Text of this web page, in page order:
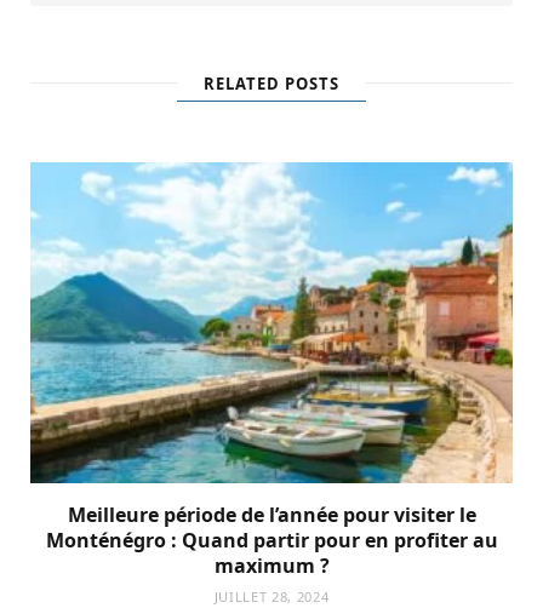
RELATED POSTS
Meilleure période de l’année pour visiter le
Monténégro : Quand partir pour en profiter au
maximum ?
JUILLET 28, 2024